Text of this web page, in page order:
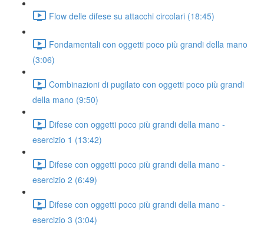
Flow delle difese su attacchi circolari (18:45)
Fondamentali con oggetti poco più grandi della mano
(3:06)
Combinazioni di pugilato con oggetti poco più grandi
della mano (9:50)
Difese con oggetti poco più grandi della mano -
esercizio 1 (13:42)
Difese con oggetti poco più grandi della mano -
esercizio 2 (6:49)
Difese con oggetti poco più grandi della mano -
esercizio 3 (3:04)